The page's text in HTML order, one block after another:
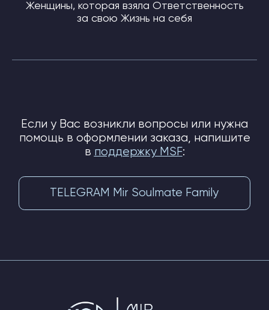
Женщины, которая взяла Ответственность
за свою Жизнь на себя